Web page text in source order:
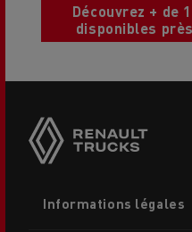
Découvrez + de
disponibles
buttons
menu
Informations légales